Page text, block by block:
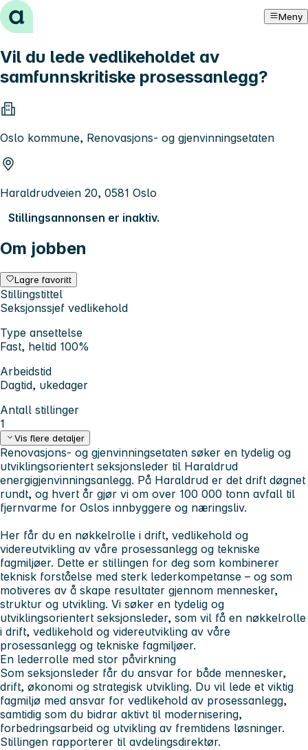
Hopp til innhold Meny
Vil du lede vedlikeholdet av
samfunnskritiske prosessanlegg?
Oslo kommune, Renovasjons- og gjenvinningsetaten
Haraldrudveien 20, 0581 Oslo
Stillingsannonsen er inaktiv.
Om jobben
Lagre favoritt
Stillingstittel
Seksjonssjef vedlikehold
Type ansettelse
Fast, heltid 100%
Arbeidstid
Dagtid, ukedager
Antall stillinger
1
Vis flere detaljer
Renovasjons- og gjenvinningsetaten søker en tydelig og
utviklingsorientert seksjonsleder til Haraldrud
energigjenvinningsanlegg. På Haraldrud er det drift døgnet
rundt, og hvert år gjør vi om over 100 000 tonn avfall til
fjernvarme for Oslos innbyggere og næringsliv.
Her får du en nøkkelrolle i drift, vedlikehold og
videreutvikling av våre prosessanlegg og tekniske
fagmiljøer. Dette er stillingen for deg som kombinerer
teknisk forståelse med sterk lederkompetanse – og som
motiveres av å skape resultater gjennom mennesker,
struktur og utvikling. Vi søker en tydelig og
utviklingsorientert seksjonsleder, som vil få en nøkkelrolle
i drift, vedlikehold og videreutvikling av våre
prosessanlegg og tekniske fagmiljøer.
En lederrolle med stor påvirkning
Som seksjonsleder får du ansvar for både mennesker,
drift, økonomi og strategisk utvikling. Du vil lede et viktig
fagmiljø med ansvar for vedlikehold av prosessanlegg,
samtidig som du bidrar aktivt til modernisering,
forbedringsarbeid og utvikling av fremtidens løsninger.
Stillingen rapporterer til avdelingsdirektør.